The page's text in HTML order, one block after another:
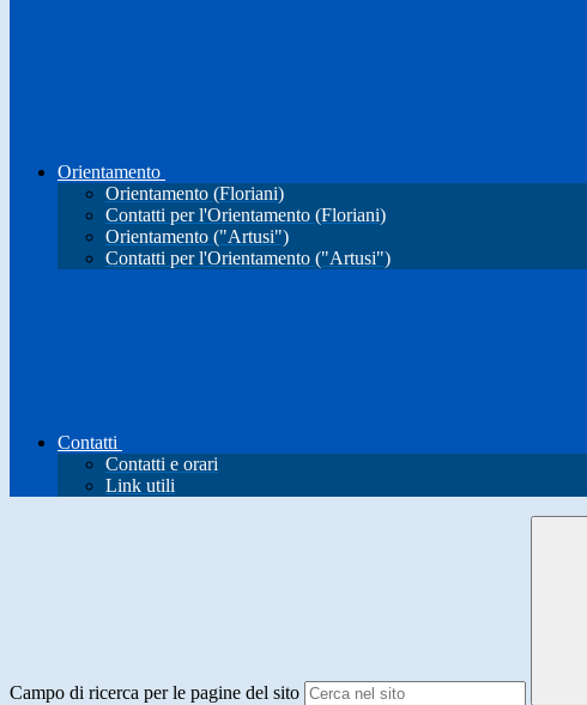
Orientamento
Orientamento (Floriani)
Contatti per l'Orientamento (Floriani)
Orientamento ("Artusi")
Contatti per l'Orientamento ("Artusi")
Contatti
Contatti e orari
Link utili
Campo di ricerca per le pagine del sito